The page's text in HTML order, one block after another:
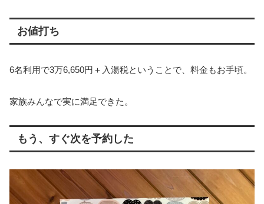
お値打ち
6名利用で3万6,650円＋入湯税ということで、料金もお手頃。
家族みんなで実に満足できた。
もう、すぐ次を予約した